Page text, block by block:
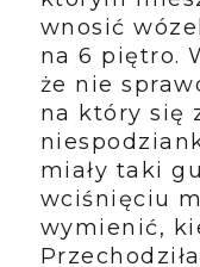
wnosić
na 6 piętro.
że nie
na który się
miały taki
wciśnięciu
wymienić,